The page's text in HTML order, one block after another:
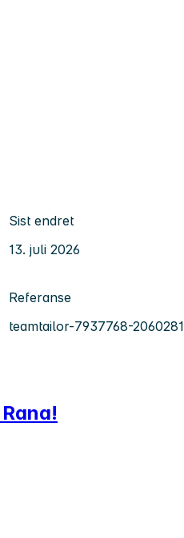
Sist endret
13. juli 2026
Referanse
teamtailor-7937768-2060281